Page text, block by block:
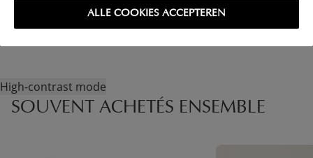
ALLE COOKIES ACCEPTEREN
High-contrast mode
SOUVENT ACHETÉS ENSEMBLE